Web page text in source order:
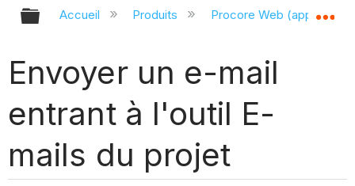
Développer/réduire la hiérarchie
Accueil Produits Procore Web
Envoyer un e-mail
entrant à l'outil E-
mails du projet